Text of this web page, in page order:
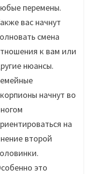
перемены.
вас начнут
смена
к вам или
нюансы.
начнут во
на
второй
это